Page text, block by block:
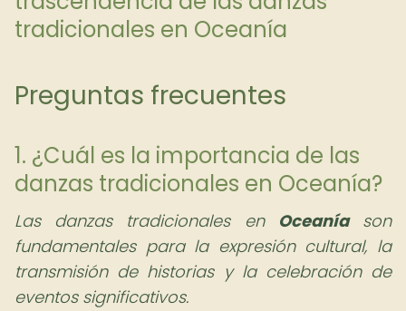
tradicionales en Oceanía
Preguntas frecuentes
1. ¿Cuál es la importancia de las
danzas tradicionales en Oceanía?
Las danzas tradicionales en Oceaníason
fundamentales para la expresión cultural, la
transmisión de historias y la celebración de
eventos significativos.